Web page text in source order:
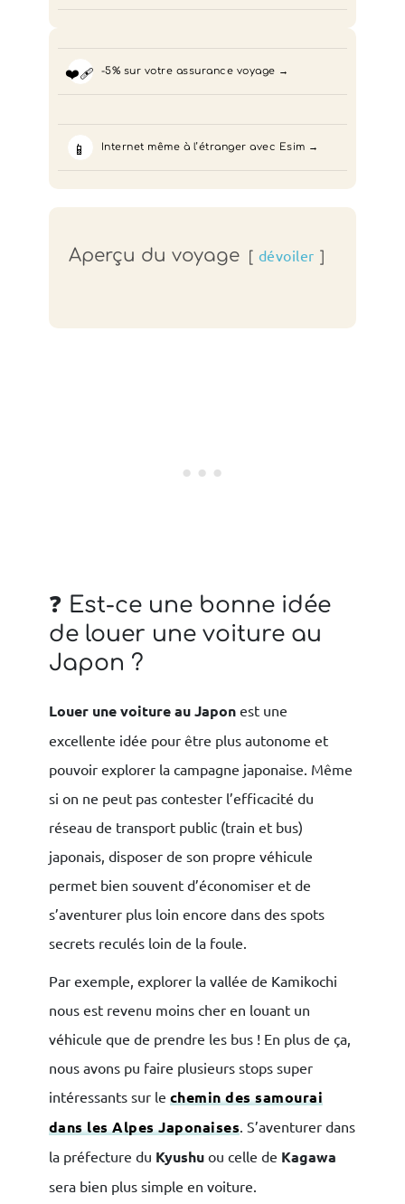
❤️‍🩹 -5% sur votre assurance voyage
📱 Internet même à l’étranger avec Esim
Aperçu du voyage dévoiler
❓ Est-ce une bonne idée
de louer une voiture au
Japon ?
Louer une voiture au Japonest une
excellente idée pour être plus autonome et
pouvoir explorer la campagne japonaise. Même
si on ne peut pas contester l’efficacité du
réseau de transport public (train et bus)
japonais, disposer de son propre véhicule
permet bien souvent d’économiser et de
s’aventurer plus loin encore dans des spots
secrets reculés loin de la foule.
Par exemple, explorer la vallée de Kamikochi
nous est revenu moins cher en louant un
véhicule que de prendre les bus ! En plus de ça,
nous avons pu faire plusieurs stops super
intéressants sur le chemin des samourai
dans les Alpes Japonaises. S’aventurer dans
la préfecture du Kyushuou celle de Kagawa
sera bien plus simple en voiture.